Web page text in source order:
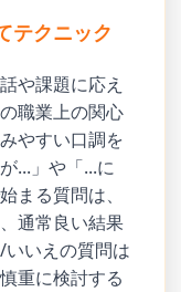
テクニック
や課題に応え
職業上の関心
やすい口調を
...」や「...に
まる質問は、
通常良い結果
いえの質問は
重に検討する